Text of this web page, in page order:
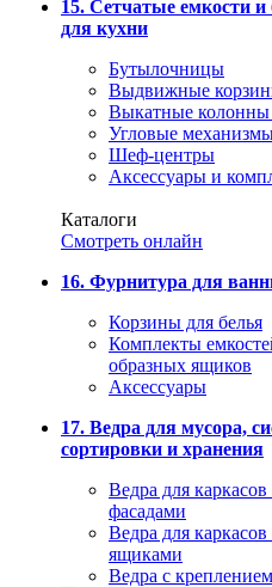
15. Сетчатые емкости
для кухни
Бутылочницы
Выдвижные
Выкатные
Угловые
Шеф-центры
Аксессуары и
Каталоги
Смотреть онлайн
16. Фурнитура для
Корзины для белья
Комплекты
образных ящиков
Аксессуары
17. Ведра для мусора,
сортировки и хранения
Ведра для
фасадами
Ведра для
ящиками
Ведра с